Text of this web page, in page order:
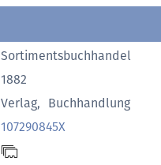
Sortimentsbuchhandel
1882
Verlag,
Buchhandlung
107290845X